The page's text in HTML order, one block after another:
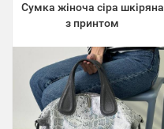
Сумка жіноча сіра шкіряна
з принтом